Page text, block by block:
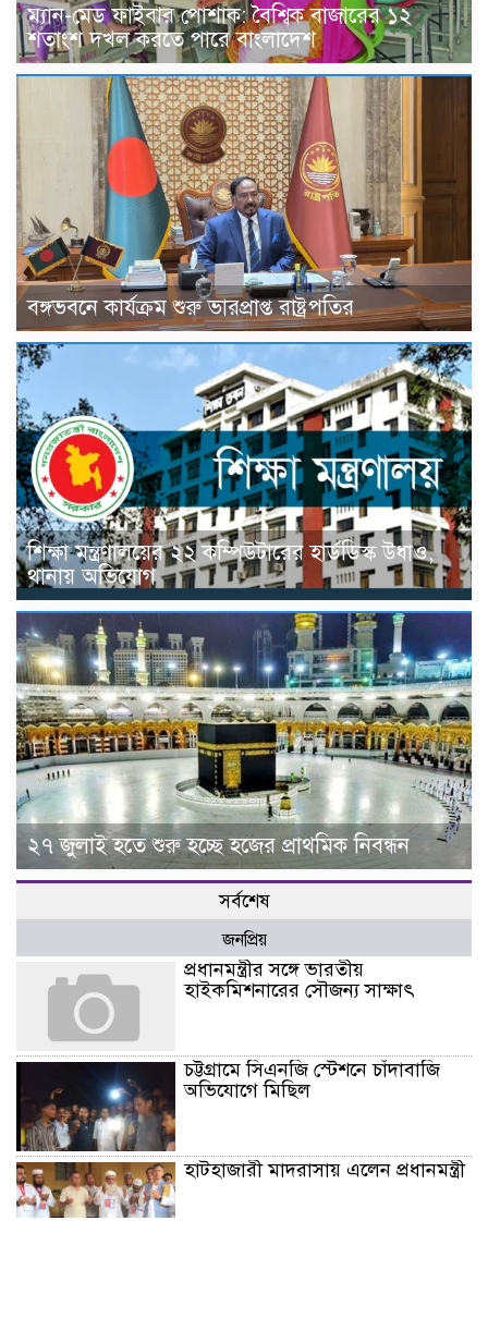
ম্যান-মেড ফাইবার পোশাক: বৈশ্বিক বাজারের ১২
শতাংশ দখল করতে পারে বাংলাদেশ
বঙ্গভবনে কার্যক্রম শুরু ভারপ্রাপ্ত রাষ্ট্রপতির
শিক্ষা মন্ত্রণালয়ের ২২ কম্পিউটারের হার্ডডিস্ক উধাও,
থানায় অভিযোগ
২৭ জুলাই হতে শুরু হচ্ছে হজের প্রাথমিক নিবন্ধন
সর্বশেষ
জনপ্রিয়
প্রধানমন্ত্রীর সঙ্গে ভারতীয়
হাইকমিশনারের সৌজন্য সাক্ষাৎ
চট্টগ্রামে সিএনজি স্টেশনে চাঁদাবাজি
অভিযোগে মিছিল
হাটহাজারী মাদরাসায় এলেন প্রধানমন্ত্রী